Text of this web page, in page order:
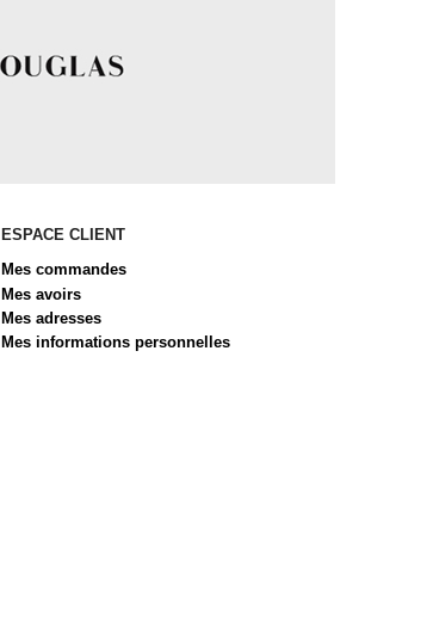
ESPACE CLIENT
Mes commandes
Mes avoirs
Mes adresses
Mes informations personnelles